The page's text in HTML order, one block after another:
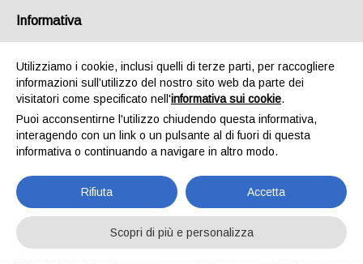
Informativa
Utilizziamo i cookie, inclusi quelli di terze parti, per raccogliere
informazioni sull’utilizzo del nostro sito web da parte dei
visitatori come specificato nell'informativa sui cookie.
Puoi acconsentirne l'utilizzo chiudendo questa informativa,
interagendo con un link o un pulsante al di fuori di questa
informativa o continuando a navigare in altro modo.
Rifiuta Accetta
Scopri di più e personalizza